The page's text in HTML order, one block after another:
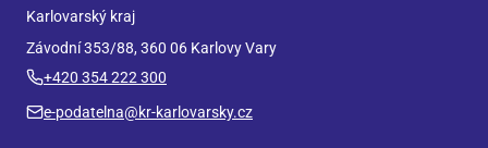
Karlovarský kraj
Závodní 353/88, 360 06 Karlovy Vary
+420 354 222 300
e-podatelna@kr-karlovarsky.cz